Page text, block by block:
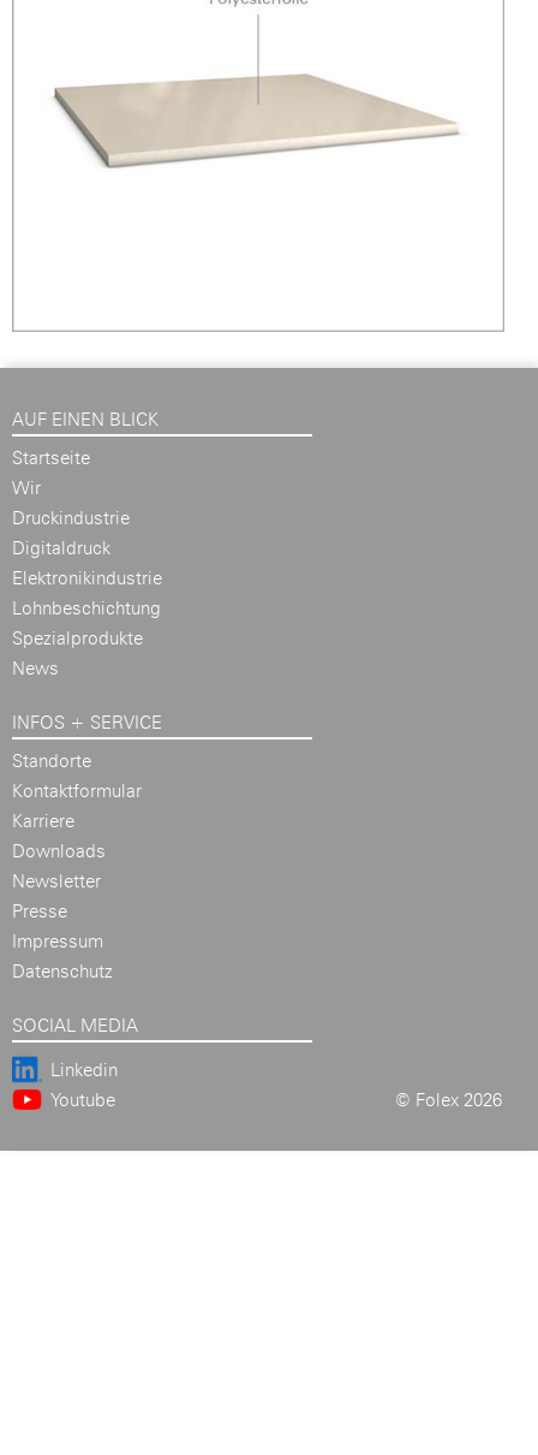
AUF EINEN BLICK
Startseite
Wir
Druckindustrie
Digitaldruck
Elektronikindustrie
Lohnbeschichtung
Spezialprodukte
News
INFOS + SERVICE
Standorte
Kontaktformular
Karriere
Downloads
Newsletter
Presse
Impressum
Datenschutz
SOCIAL MEDIA
Linkedin
Youtube
© Folex 2026